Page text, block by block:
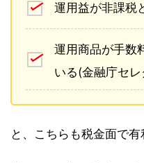
運用益が非課税
運用商品が手数
いる(金融庁セレ
と、こちらも税金面で